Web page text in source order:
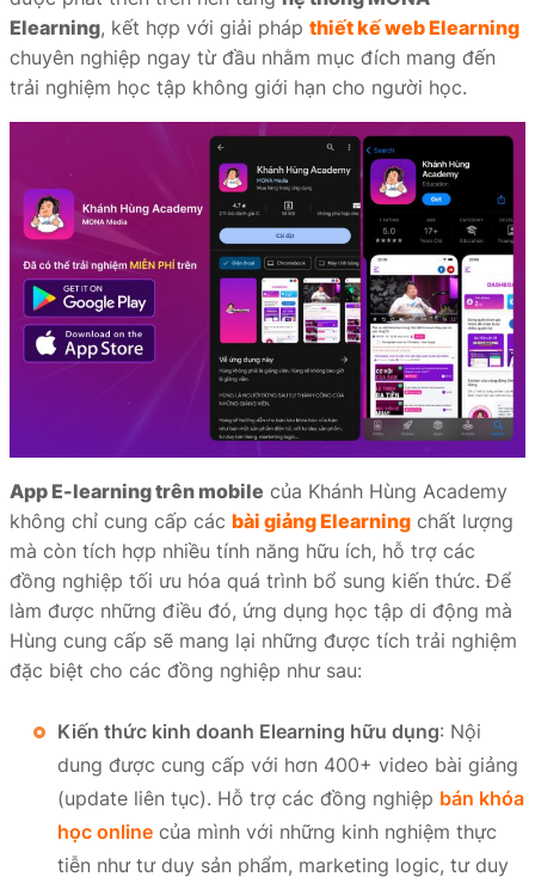
Elearning, kết hợp với giải pháp thiết kế web Elearning
chuyên nghiệp ngay từ đầu nhằm mục đích mang đến
trải nghiệm học tập không giới hạn cho người học.
App E-learning trên mobile của Khánh Hùng Academy
không chỉ cung cấp các bài giảng Elearning chất lượng
mà còn tích hợp nhiều tính năng hữu ích, hỗ trợ các
đồng nghiệp tối ưu hóa quá trình bổ sung kiến thức. Để
làm được những điều đó, ứng dụng học tập di động mà
Hùng cung cấp sẽ mang lại những được tích trải nghiệm
đặc biệt cho các đồng nghiệp như sau:
Kiến thức kinh doanh Elearning hữu dụng: Nội
dung được cung cấp với hơn 400+ video bài giảng
(update liên tục). Hỗ trợ các đồng nghiệp bán khóa
học online của mình với những kinh nghiệm thực
tiễn như tư duy sản phẩm, marketing logic, tư duy